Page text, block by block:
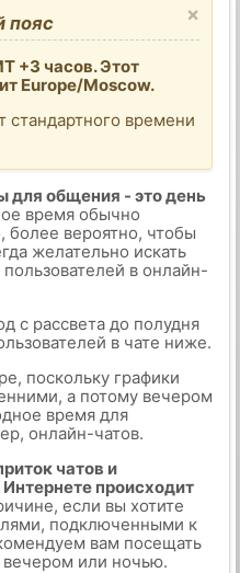
×
пояс
+3 часов. Этот
Europe/Moscow.
стандартного времени
для общения - это день
время обычно
более вероятно, чтобы
желательно искать
в онлайн-
с рассвета до полудня
в чате ниже.
поскольку графики
а потому вечером
время для
онлайн-чатов.
чатов и
происходит
если вы хотите
подключенными к
вам посещать
вечером или ночью.